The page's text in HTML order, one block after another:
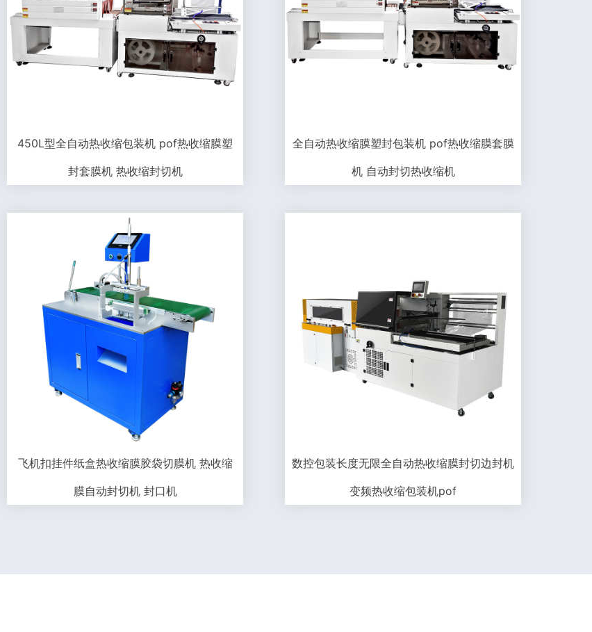
450L型全自动热收缩包装机 pof热收缩膜塑
封套膜机 热收缩封切机
全自动热收缩膜塑封包装机 pof热收缩膜套膜
机 自动封切热收缩机
飞机扣挂件纸盒热收缩膜胶袋切膜机 热收缩
膜自动封切机 封口机
数控包装长度无限全自动热收缩膜封切边封机
变频热收缩包装机pof